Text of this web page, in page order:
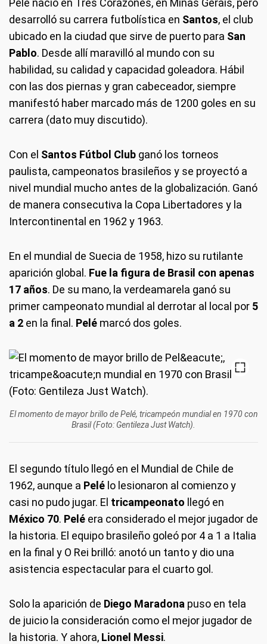
Pelé nació en Tres Corazones, en Minas Gerais, pero
desarrolló su carrera futbolística en Santos, el club
ubicado en la ciudad que sirve de puerto para San
Pablo. Desde allí maravilló al mundo con su
habilidad, su calidad y capacidad goleadora. Hábil
con las dos piernas y gran cabeceador, siempre
manifestó haber marcado más de 1200 goles en su
carrera (dato muy discutido).
Con el Santos Fútbol Club ganó los torneos
paulista, campeonatos brasileños y se proyectó a
nivel mundial mucho antes de la globalización. Ganó
de manera consecutiva la Copa Libertadores y la
Intercontinental en 1962 y 1963.
En el mundial de Suecia de 1958, hizo su rutilante
aparición global. Fue la figura de Brasil con apenas
17 años. De su mano, la verdeamarela ganó su
primer campeonato mundial al derrotar al local por 5
a 2 en la final. Pelé marcó dos goles.
El momento de mayor brillo de Pelé, tricampeón mundial en 1970 con
Brasil (Foto: Gentileza Just Watch).
El segundo título llegó en el Mundial de Chile de
1962, aunque a Pelé lo lesionaron al comienzo y
casi no pudo jugar. El tricampeonato llegó en
México 70. Pelé era considerado el mejor jugador de
la historia. El equipo brasileño goleó por 4 a 1 a Italia
en la final y O Rei brilló: anotó un tanto y dio una
asistencia espectacular para el cuarto gol.
Solo la aparición de Diego Maradona puso en tela
de juicio la consideración como el mejor jugador de
la historia. Y ahora, Lionel Messi.